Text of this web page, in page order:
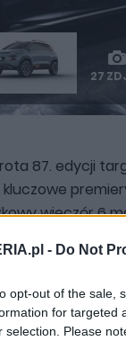
- Do Not
opt-out of the sale,
for targeted
selection. Please
27
87. edycji
wieczór 6
prasowe, w
dziennikarzy.
ochotę
w